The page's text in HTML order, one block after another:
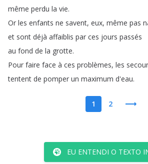
même perdu la vie.
Or les enfants ne savent, eux, même pas
et sont déjà affaiblis par ces jours passés
au fond de la grotte.
Pour faire face à ces problèmes, les
tentent de pomper un maximum d'eau.
1 2
EU ENTENDI O TEXTO